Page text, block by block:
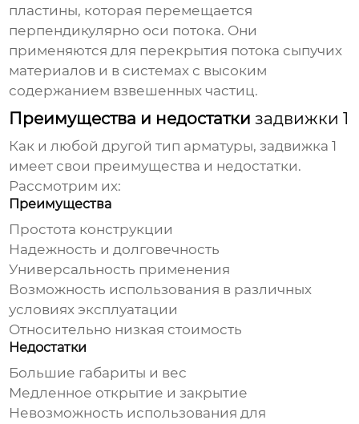
пластины, которая перемещается
перпендикулярно оси потока. Они
применяются для перекрытия потока сыпучих
материалов и в системах с высоким
содержанием взвешенных частиц.
Преимущества и недостаткизадвижки 1
Как и любой другой тип арматуры,задвижка 1
имеет свои преимущества и недостатки.
Рассмотрим их:
Преимущества
Простота конструкции
Надежность и долговечность
Универсальность применения
Возможность использования в различных
условиях эксплуатации
Относительно низкая стоимость
Недостатки
Большие габариты и вес
Медленное открытие и закрытие
Невозможность использования для